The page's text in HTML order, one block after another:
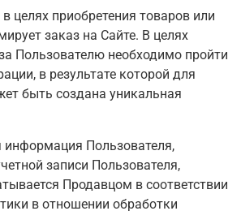
целях приобретения товаров или
заказ на Сайте. В целях
Пользователю необходимо пройти
в результате которой для
быть создана уникальная
информация Пользователя,
записи Пользователя,
Продавцом в соответствии
в отношении обработки